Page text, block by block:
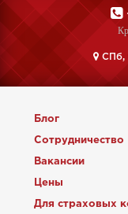
CПб,
Блог
Сотрудничество
Вакансии
Цены
Для страховых